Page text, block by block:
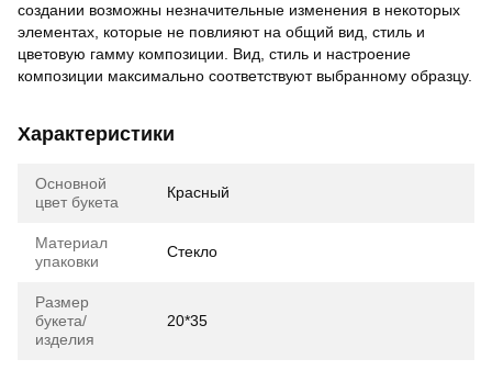
создании возможны незначительные изменения в некоторых
элементах, которые не повлияют на общий вид, стиль и
цветовую гамму композиции. Вид, стиль и настроение
композиции максимально соответствуют выбранному образцу.
Характеристики
Основной
цвет букета
Красный
Материал
упаковки
Стекло
Размер
букета/
изделия
20*35